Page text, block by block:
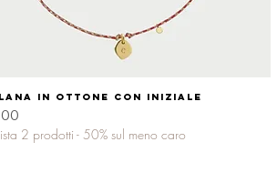
Quick View
in ottone con INIZIALE
2 prodotti - 50% sul meno caro